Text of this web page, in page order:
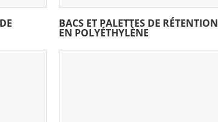
BACS ET PALETTES DE RÉTENTION
EN POLYÉTHYLÈNE